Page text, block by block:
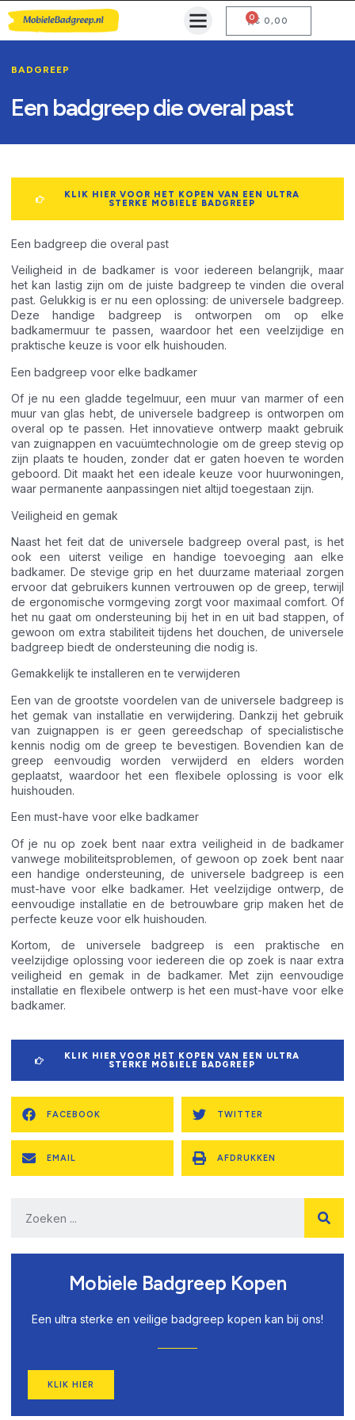
€ 0,00
0
BADGREEP
Een badgreep die overal past
KLIK HIER VOOR HET KOPEN VAN EEN ULTRA
STERKE MOBIELE BADGREEP
Een badgreep die overal past
Veiligheid in de badkamer is voor iedereen belangrijk, maar
het kan lastig zijn om de juiste badgreep te vinden die overal
past. Gelukkig is er nu een oplossing: de universele badgreep.
Deze handige badgreep is ontworpen om op elke
badkamermuur te passen, waardoor het een veelzijdige en
praktische keuze is voor elk huishouden.
Een badgreep voor elke badkamer
Of je nu een gladde tegelmuur, een muur van marmer of een
muur van glas hebt, de universele badgreep is ontworpen om
overal op te passen. Het innovatieve ontwerp maakt gebruik
van zuignappen en vacuümtechnologie om de greep stevig op
zijn plaats te houden, zonder dat er gaten hoeven te worden
geboord. Dit maakt het een ideale keuze voor huurwoningen,
waar permanente aanpassingen niet altijd toegestaan zijn.
Veiligheid en gemak
Naast het feit dat de universele badgreep overal past, is het
ook een uiterst veilige en handige toevoeging aan elke
badkamer. De stevige grip en het duurzame materiaal zorgen
ervoor dat gebruikers kunnen vertrouwen op de greep, terwijl
de ergonomische vormgeving zorgt voor maximaal comfort. Of
het nu gaat om ondersteuning bij het in en uit bad stappen, of
gewoon om extra stabiliteit tijdens het douchen, de universele
badgreep biedt de ondersteuning die nodig is.
Gemakkelijk te installeren en te verwijderen
Een van de grootste voordelen van de universele badgreep is
het gemak van installatie en verwijdering. Dankzij het gebruik
van zuignappen is er geen gereedschap of specialistische
kennis nodig om de greep te bevestigen. Bovendien kan de
greep eenvoudig worden verwijderd en elders worden
geplaatst, waardoor het een flexibele oplossing is voor elk
huishouden.
Een must-have voor elke badkamer
Of je nu op zoek bent naar extra veiligheid in de badkamer
vanwege mobiliteitsproblemen, of gewoon op zoek bent naar
een handige ondersteuning, de universele badgreep is een
must-have voor elke badkamer. Het veelzijdige ontwerp, de
eenvoudige installatie en de betrouwbare grip maken het de
perfecte keuze voor elk huishouden.
Kortom, de universele badgreep is een praktische en
veelzijdige oplossing voor iedereen die op zoek is naar extra
veiligheid en gemak in de badkamer. Met zijn eenvoudige
installatie en flexibele ontwerp is het een must-have voor elke
badkamer.
KLIK HIER VOOR HET KOPEN VAN EEN ULTRA
STERKE MOBIELE BADGREEP
FACEBOOK TWITTER
EMAIL AFDRUKKEN
Mobiele Badgreep Kopen
Een ultra sterke en veilige badgreep kopen kan bij ons!
KLIK HIER